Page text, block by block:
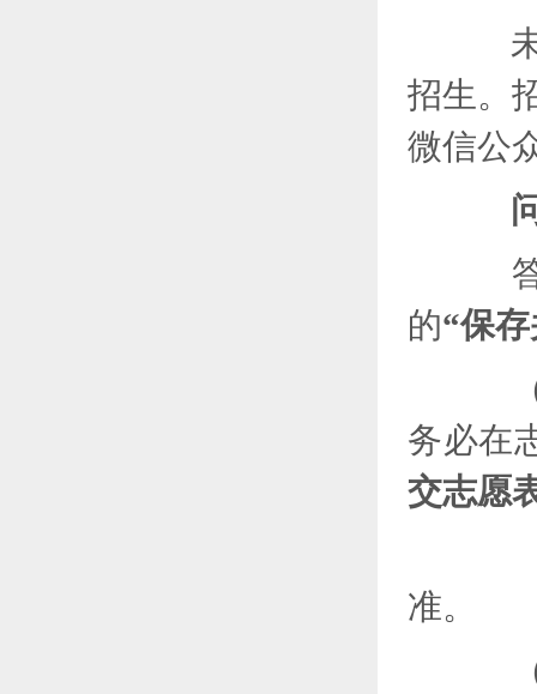
未
招生。
微信公
答
的“保
（2
务必在
交志愿
准。
（4